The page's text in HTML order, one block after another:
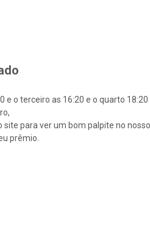
o terceiro as 16:20 e o quarto 18:20
para ver um bom palpite no
prêmio.